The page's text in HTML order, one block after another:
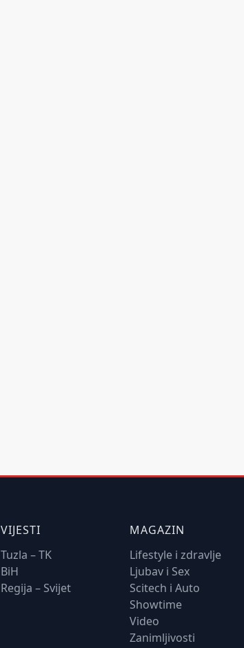
VIJESTI
Tuzla – TK
BiH
Regija – Svijet
MAGAZIN
Lifestyle i zdravlje
Ljubav i Sex
Scitech i Auto
Showtime
Video
Zanimljivosti